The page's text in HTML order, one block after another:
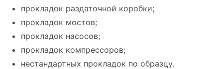
прокладок раздаточной коробки;
прокладок мостов;
прокладок насосов;
прокладок компрессоров;
нестандартных прокладок по образцу.